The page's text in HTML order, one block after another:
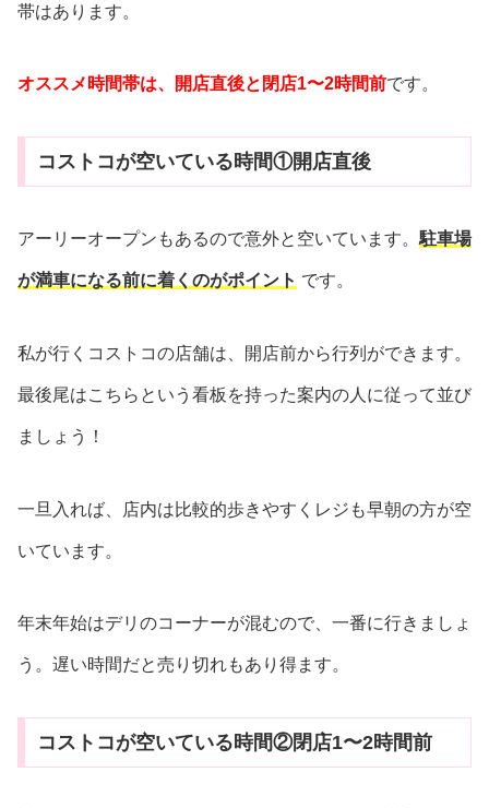
帯はあります。
オススメ時間帯は、開店直後と閉店1〜2時間前です。
コストコが空いている時間①開店直後
アーリーオープンもあるので意外と空いています。 駐車場
が満車になる前に着くのがポイント です。
私が行くコストコの店舗は、開店前から行列ができます。
最後尾はこちらという看板を持った案内の人に従って並び
ましょう！
一旦入れば、店内は比較的歩きやすくレジも早朝の方が空
いています。
年末年始はデリのコーナーが混むので、一番に行きましょ
う。遅い時間だと売り切れもあり得ます。
コストコが空いている時間②閉店1〜2時間前